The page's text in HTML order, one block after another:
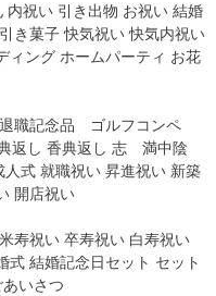
内祝い 引き出物 お祝い 結婚
き菓子 快気祝い 快気内祝い
ィング ホームパーティ お花
退職記念品 ゴルフコンペ
し 香典返し 志 満中陰
就職祝い 昇進祝い 新築
開店祝い
寿祝い 卒寿祝い 白寿祝い
式 結婚記念日セット セット
いさつ